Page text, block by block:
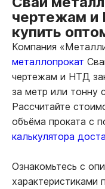
чертежам и
купить
Компания
металлопрокат
чертежам и НТД
за метр или тонну
Рассчитайте
объёма проката с
калькулятора
Ознакомьтесь с
характеристиками